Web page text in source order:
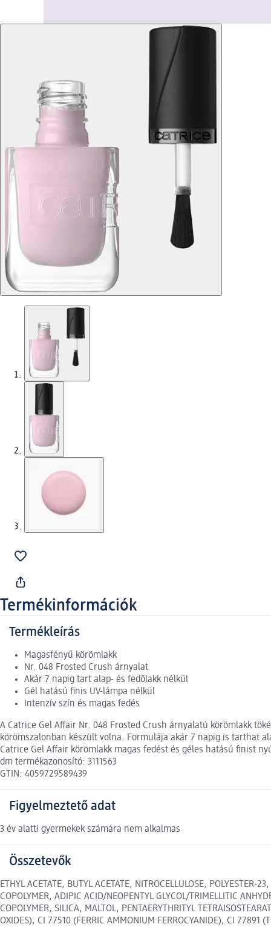
Termékinformációk
Termékleírás
Magasfényű körömlakk
Nr. 048 Frosted Crush árnyalat
Akár 7 napig tart alap- és fedőlakk nélkül
Gél hatású finis UV-lámpa nélkül
Intenzív szín és magas fedés
A Catrice Gel Affair Nr. 048 Frosted Crush árnyalatú körömlakk
körömszalonban készült volna. Formulája akár 7 napig is tarthat
Catrice Gel Affair körömlakk magas fedést és géles hatású finist
dm termékazonosító: 3111563
GTIN: 4059729589439
Figyelmeztető adat
3 év alatti gyermekek számára nem alkalmas
Összetevők
ETHYL ACETATE, BUTYL ACETATE, NITROCELLULOSE, POLYESTER-
COPOLYMER, ADIPIC ACID/NEOPENTYL GLYCOL/TRIMELLITIC
COPOLYMER, SILICA, MALTOL, PENTAERYTHRITYL
OXIDES), CI 77510 (FERRIC AMMONIUM FERROCYANIDE), CI 77891